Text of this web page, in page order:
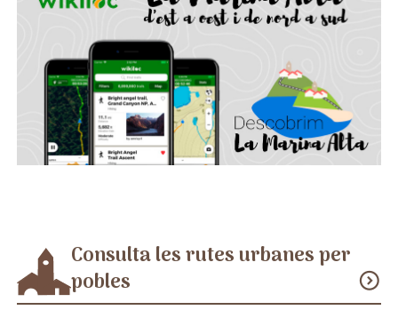
Consulta les rutes urbanes per
pobles
expand_circle_down